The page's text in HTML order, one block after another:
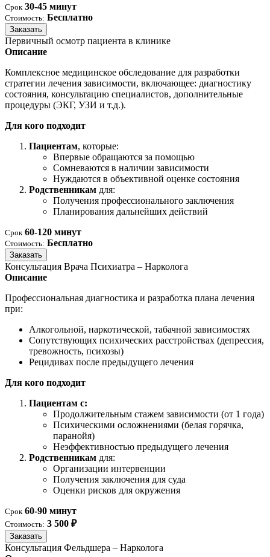
Срок 30-45 минут
Стоимость: Бесплатно
Заказать
Первичный осмотр пациента в клинике
Описание
Комплексное медицинское обследование для разработки
стратегии лечения зависимости, включающее: диагностику
состояния, консультацию специалистов, дополнительные
процедуры (ЭКГ, УЗИ и т.д.).
Для кого подходит
Пациентам, которые:
Впервые обращаются за помощью
Сомневаются в наличии зависимости
Нуждаются в объективной оценке состояния
Родственникам для:
Получения профессионального заключения
Планирования дальнейших действий
Срок 60-120 минут
Стоимость: Бесплатно
Заказать
Консультация Врача Психиатра – Нарколога
Описание
Профессиональная диагностика и разработка плана лечения
при:
Алкогольной, наркотической, табачной зависимостях
Сопутствующих психических расстройствах (депрессия,
тревожность, психозы)
Рецидивах после предыдущего лечения
Для кого подходит
Пациентам с:
Продолжительным стажем зависимости (от 1 года)
Психическими осложнениями (белая горячка,
паранойя)
Неэффективностью предыдущего лечения
Родственникам для:
Организации интервенции
Получения заключения для суда
Оценки рисков для окружения
Срок 60-90 минут
Стоимость: 3 500 ₽
Заказать
Консультация Фельдшера – Нарколога